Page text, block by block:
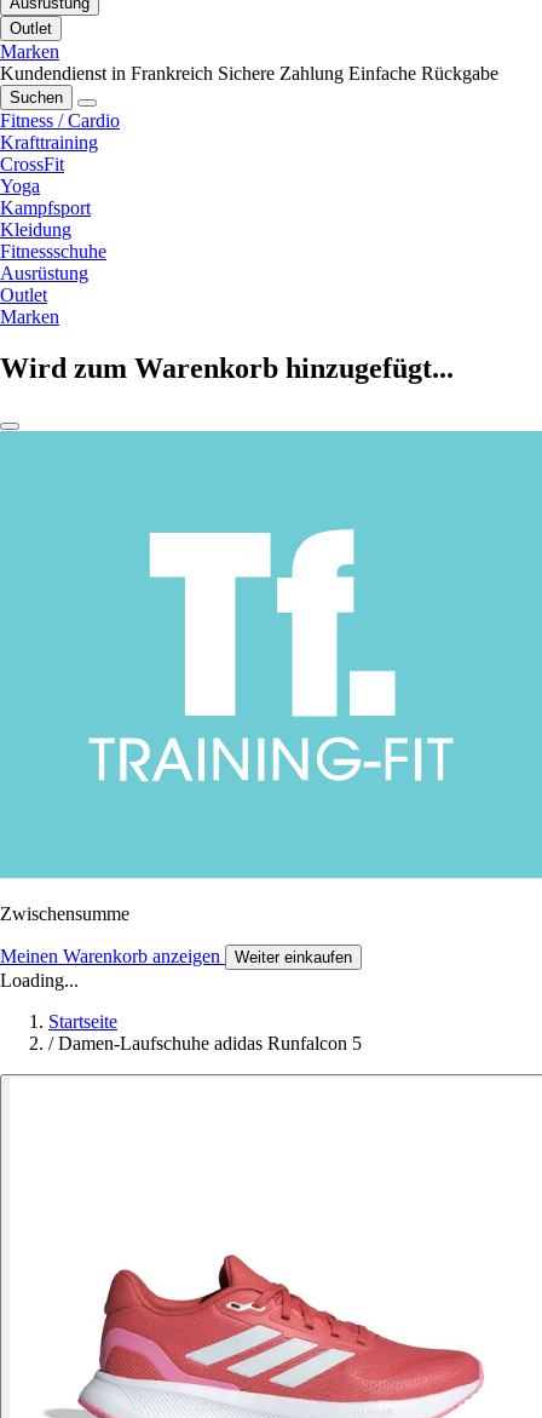
Outlet
Marken
Kundendienst in Frankreich Sichere Zahlung Einfache Rückgabe
Suchen
Fitness / Cardio
Krafttraining
CrossFit
Yoga
Kampfsport
Kleidung
Fitnessschuhe
Ausrüstung
Outlet
Marken
Wird zum Warenkorb hinzugefügt...
Zwischensumme
Meinen Warenkorb anzeigen Weiter einkaufen
Loading...
Startseite
/ Damen-Laufschuhe adidas Runfalcon 5